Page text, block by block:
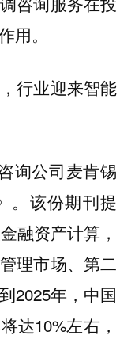
用。
行业迎来智能
询公司麦肯锡
。该份期刊提
融资产计算，
理市场、第二
2025年，中国
达10%左右，